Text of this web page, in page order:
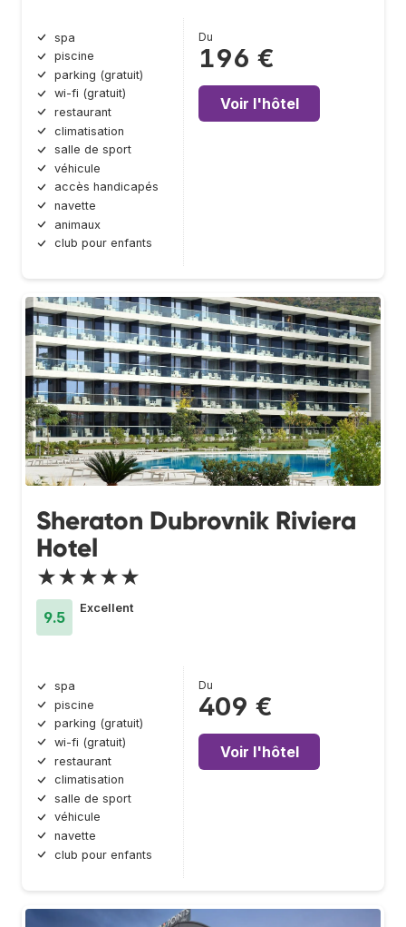
spa
piscine
parking (gratuit)
wi-fi (gratuit)
restaurant
climatisation
salle de sport
véhicule
accès handicapés
navette
animaux
club pour enfants
Du
196 €
Voir l'hôtel
Sheraton Dubrovnik Riviera
Hotel
★★★★★
9.5
Excellent
spa
piscine
parking (gratuit)
wi-fi (gratuit)
restaurant
climatisation
salle de sport
véhicule
navette
club pour enfants
Du
409 €
Voir l'hôtel